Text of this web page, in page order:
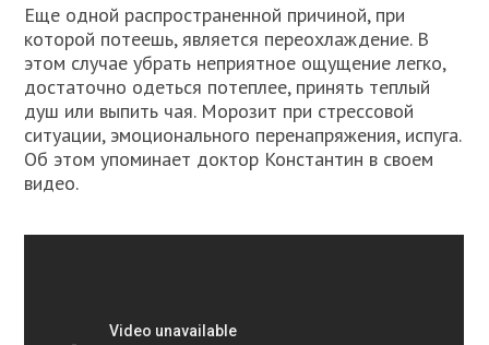
Еще одной распространенной причиной, при
которой потеешь, является переохлаждение. В
этом случае убрать неприятное ощущение легко,
достаточно одеться потеплее, принять теплый
душ или выпить чая. Морозит при стрессовой
ситуации, эмоционального перенапряжения, испуга.
Об этом упоминает доктор Константин в своем
видео.